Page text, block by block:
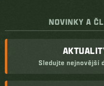
NOVINKY A
Sledujte nejnovější